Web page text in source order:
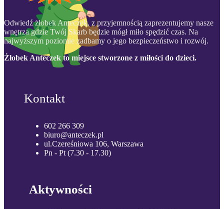
Odwiedź żłobek Anteczek, z przyjemnością zaprezentujemy nasze
wnętrza gdzie Twój Skarb będzie mógł miło spędzić czas. Na
najwyższym poziomie zadbamy o jego bezpieczeństwo i rozwój.
Żłobek Anteczek to miejsce stworzone z miłości do dzieci.
Kontakt
602 266 309
biuro@anteczek.pl
ul.Czereśniowa 106, Warszawa
Pn - Pt (7.30 - 17.30)
Aktywności